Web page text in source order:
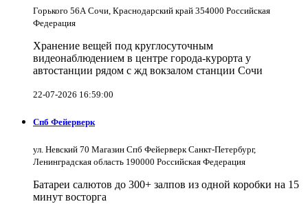
Горького 56А Сочи, Краснодарский край 354000 Российская
Федерация
Хранение вещей под круглосуточным
видеонаблюдением в центре города-курорта у
автостанции рядом с жд вокзалом станции Сочи
22-07-2026 16:59:00
Спб Фейерверк
ул. Невский 70 Магазин Спб Фейерверк Санкт-Петербург,
Ленинградская область 190000 Российская Федерация
Батареи салютов до 300+ залпов из одной коробки на 15
минут восторга